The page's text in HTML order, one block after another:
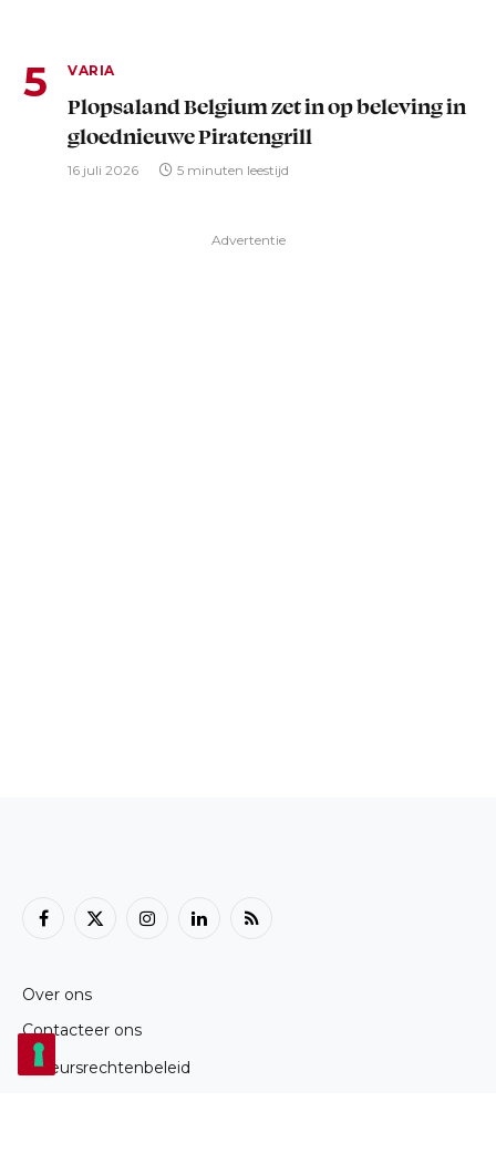
VARIA
Plopsaland Belgium zet in op beleving in
gloednieuwe Piratengrill
16 juli 2026 5 minuten leestijd
Advertentie
Facebook
X
InstagramLinkedInRSS
Over ons
Contacteer ons
Auteursrechtenbeleid